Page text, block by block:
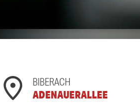
BIBERACH
ADENAUERALLEE